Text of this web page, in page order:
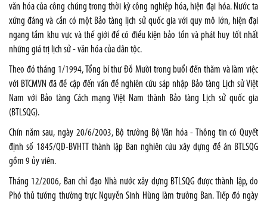
văn hóa của công chúng trong thời kỳ công nghiệp hóa, hiện đại hóa. Nước ta
xứng đáng và cần có một Bảo tàng lịch sử quốc gia với quy mô lớn, hiện đại
ngang tầm khu vực và thế giới để có điều kiện bảo tồn và phát huy tốt nhất
những giá trị lịch sử - văn hóa của dân tộc.
Theo đó tháng 1/1994, Tổng bí thư Đỗ Mười trong buổi đến thăm và làm việc
với BTCMVN đã đề cập đến vấn đề nghiên cứu sáp nhập Bảo tàng Lịch sử Việt
Nam với Bảo tàng Cách mạng Việt Nam thành Bảo tàng Lịch sử quốc gia
(BTLSQG).
Chín năm sau, ngày 20/6/2003, Bộ trưởng Bộ Văn hóa - Thông tin có Quyết
định số 1845/QĐ-BVHTT thành lập Ban nghiên cứu xây dựng đề án BTLSQG
gồm 9 ủy viên.
Tháng 12/2006, Ban chỉ đạo Nhà nước xây dựng BTLSQG được thành lập, do
Phó thủ tướng thường trực Nguyễn Sinh Hùng làm trưởng Ban. Tiếp đó ngày